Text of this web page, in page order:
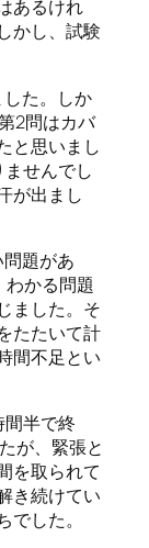
あるけれ
かし、試験
た。しか
2問はカバ
と思いまし
せんでし
が出まし
題があ
わかる問題
ました。そ
たたいて計
間不足とい
半で終
が、緊張と
を取られて
き続けてい
した。